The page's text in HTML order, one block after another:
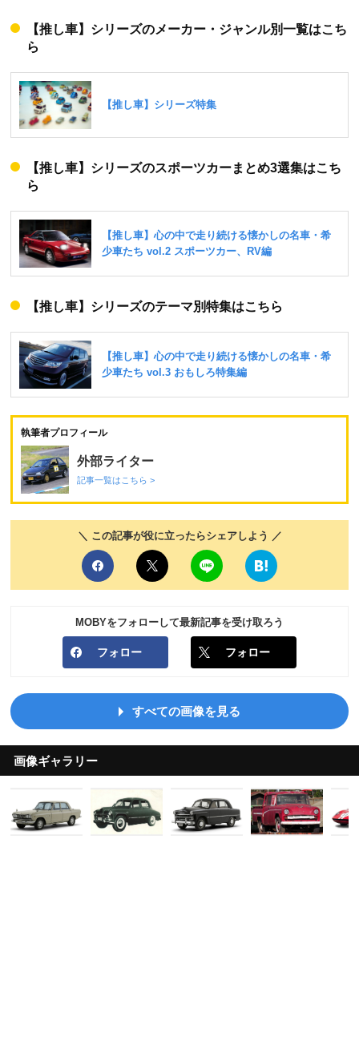
【推し車】シリーズのメーカー・ジャンル別一覧はこち
ら
【推し車】シリーズのスポーツカーまとめ3選集はこち
ら
【推し車】シリーズのテーマ別特集はこちら
執筆者プロフィール
外部ライター
記事一覧はこちら >
＼ この記事が役に立ったらシェアしよう ／
MOBYをフォローして最新記事を受け取ろう
フォロー フォロー
すべての画像を見る
画像ギャラリー